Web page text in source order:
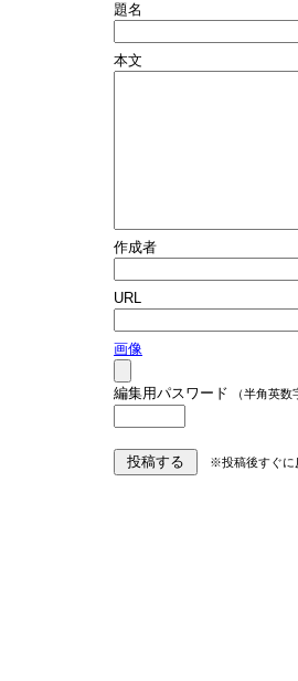
題名
本文
作成者
URL
画像
編集用パスワード （半角英数
※投稿後すぐに